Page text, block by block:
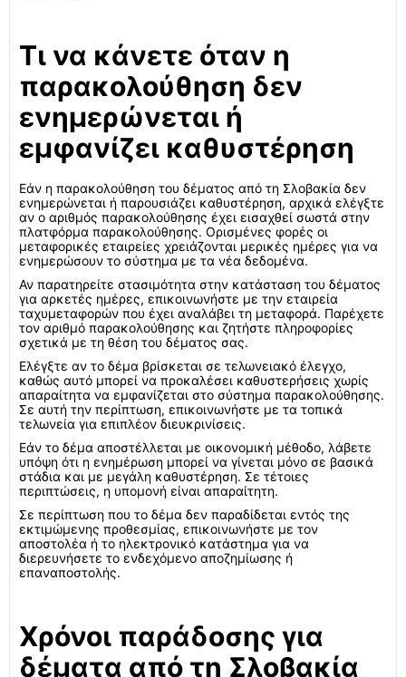
Τι να κάνετε όταν η
παρακολούθηση δεν
ενημερώνεται ή
εμφανίζει καθυστέρηση
Εάν η παρακολούθηση του δέματος από τη Σλοβακία δεν
ενημερώνεται ή παρουσιάζει καθυστέρηση, αρχικά ελέγξτε
αν ο αριθμός παρακολούθησης έχει εισαχθεί σωστά στην
πλατφόρμα παρακολούθησης. Ορισμένες φορές οι
μεταφορικές εταιρείες χρειάζονται μερικές ημέρες για να
ενημερώσουν το σύστημα με τα νέα δεδομένα.
Αν παρατηρείτε στασιμότητα στην κατάσταση του δέματος
για αρκετές ημέρες, επικοινωνήστε με την εταιρεία
ταχυμεταφορών που έχει αναλάβει τη μεταφορά. Παρέχετε
τον αριθμό παρακολούθησης και ζητήστε πληροφορίες
σχετικά με τη θέση του δέματος σας.
Ελέγξτε αν το δέμα βρίσκεται σε τελωνειακό έλεγχο,
καθώς αυτό μπορεί να προκαλέσει καθυστερήσεις χωρίς
απαραίτητα να εμφανίζεται στο σύστημα παρακολούθησης.
Σε αυτή την περίπτωση, επικοινωνήστε με τα τοπικά
τελωνεία για επιπλέον διευκρινίσεις.
Εάν το δέμα αποστέλλεται με οικονομική μέθοδο, λάβετε
υπόψη ότι η ενημέρωση μπορεί να γίνεται μόνο σε βασικά
στάδια και με μεγάλη καθυστέρηση. Σε τέτοιες
περιπτώσεις, η υπομονή είναι απαραίτητη.
Σε περίπτωση που το δέμα δεν παραδίδεται εντός της
εκτιμώμενης προθεσμίας, επικοινωνήστε με τον
αποστολέα ή το ηλεκτρονικό κατάστημα για να
διερευνήσετε το ενδεχόμενο αποζημίωσης ή
επαναποστολής.
Χρόνοι παράδοσης για
δέματα από τη Σλοβακία